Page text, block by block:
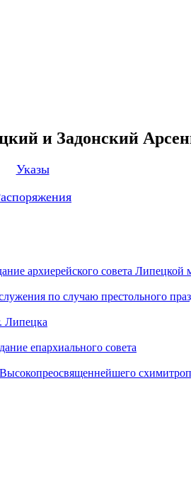
и Задонский
Указы
архиерейского совета Липецкой
по случаю престольного
Липецка
епархиального совета